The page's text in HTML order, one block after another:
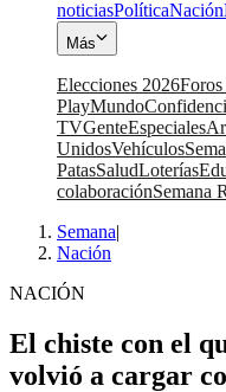
noticiasPolíticaNación
Más
Elecciones 2026Foros
PlayMundo
TVGenteEspeciales
UnidosVehículos
PatasSaludLoterías
colaboraciónSemana
Semana|
Nación
NACIÓN
El chiste con el
volvió a cargar